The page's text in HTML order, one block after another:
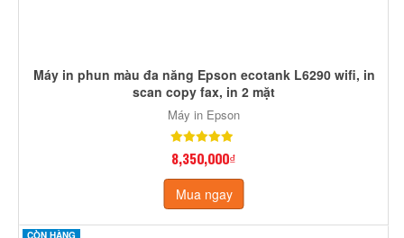
Máy in phun màu đa năng Epson ecotank L6290 wifi, in
scan copy fax, in 2 mặt
Máy in Epson
8,350,000₫
Mua ngay